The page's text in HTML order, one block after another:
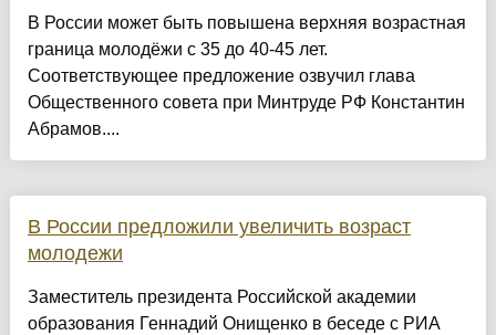
В России может быть повышена верхняя возрастная
граница молодёжи с 35 до 40-45 лет.
Соответствующее предложение озвучил глава
Общественного совета при Минтруде РФ Константин
Абрамов....
В России предложили увеличить возраст
молодежи
Заместитель президента Российской академии
образования Геннадий Онищенко в беседе с РИА